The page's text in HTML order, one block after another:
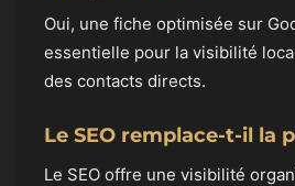
Oui, une fiche optimisée sur
essentielle pour la visibilité
des contacts directs.
Le SEO remplace-t-il la
Le SEO offre une visibilité